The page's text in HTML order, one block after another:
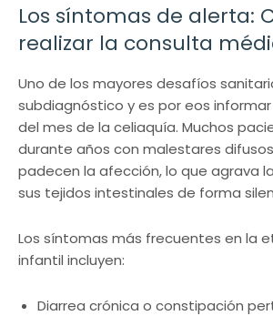
Los síntomas de alerta:
realizar la consulta
Uno de los mayores desafíos
subdiagnóstico y es por eos
del mes de la celiaquía. Muchos
durante años con malestares
padecen la afección, lo que agrava
sus tejidos intestinales de forma
Los síntomas más frecuentes en la
infantil incluyen:
Diarrea crónica o constipación